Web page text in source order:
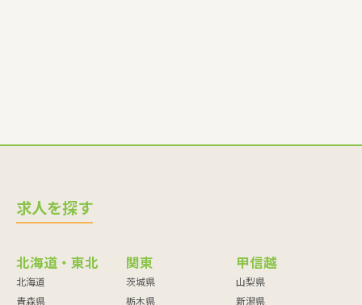
求人を探す
北海道・東北
北海道
青森県
関東
茨城県
栃木県
甲信越
山梨県
新潟県